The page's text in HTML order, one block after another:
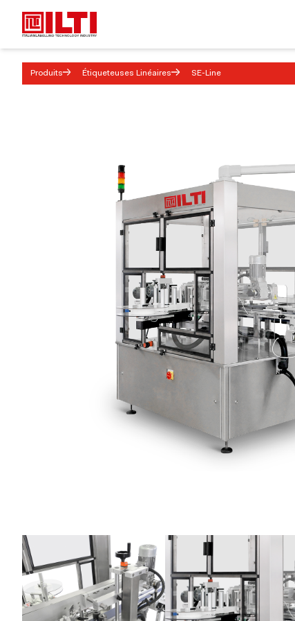
Produits Étiqueteuses Linéaires SE-Line